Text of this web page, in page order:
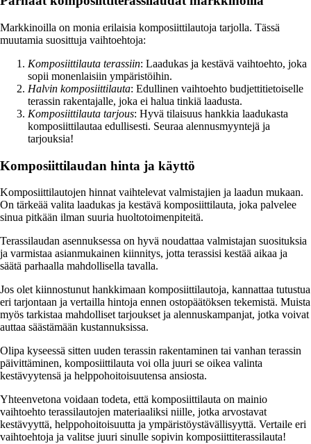
Markkinoilla on monia erilaisia komposiittilautoja tarjolla. Tässä
muutamia suosittuja vaihtoehtoja:
Komposiittilauta terassiin: Laadukas ja kestävä vaihtoehto, joka
sopii monenlaisiin ympäristöihin.
Halvin komposiittilauta: Edullinen vaihtoehto budjettitietoiselle
terassin rakentajalle, joka ei halua tinkiä laadusta.
Komposiittilauta tarjous: Hyvä tilaisuus hankkia laadukasta
komposiittilautaa edullisesti. Seuraa alennusmyyntejä ja
tarjouksia!
Komposiittilaudan hinta ja käyttö
Komposiittilautojen hinnat vaihtelevat valmistajien ja laadun mukaan.
On tärkeää valita laadukas ja kestävä komposiittilauta, joka palvelee
sinua pitkään ilman suuria huoltotoimenpiteitä.
Terassilaudan asennuksessa on hyvä noudattaa valmistajan suosituksia
ja varmistaa asianmukainen kiinnitys, jotta terassisi kestää aikaa ja
säätä parhaalla mahdollisella tavalla.
Jos olet kiinnostunut hankkimaan komposiittilautoja, kannattaa tutustua
eri tarjontaan ja vertailla hintoja ennen ostopäätöksen tekemistä. Muista
myös tarkistaa mahdolliset tarjoukset ja alennuskampanjat, jotka voivat
auttaa säästämään kustannuksissa.
Olipa kyseessä sitten uuden terassin rakentaminen tai vanhan terassin
päivittäminen, komposiittilauta voi olla juuri se oikea valinta
kestävyytensä ja helppohoitoisuutensa ansiosta.
Yhteenvetona voidaan todeta, että komposiittilauta on mainio
vaihtoehto terassilautojen materiaaliksi niille, jotka arvostavat
kestävyyttä, helppohoitoisuutta ja ympäristöystävällisyyttä. Vertaile eri
vaihtoehtoja ja valitse juuri sinulle sopivin komposiittiterassilauta!